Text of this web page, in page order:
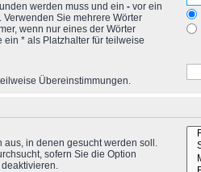
werden muss und ein - vor ein
Sie mehrere Wörter
wenn nur eines der Wörter
* als Platzhalter für teilweise
Übereinstimmungen.
in denen gesucht werden soll.
sofern Sie die Option